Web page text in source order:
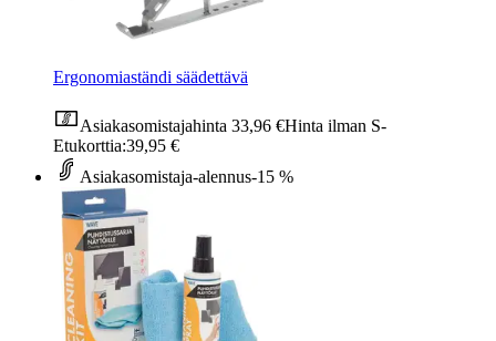
Ergonomiaständi säädettävä
Asiakasomistajahinta 33,96 €Hinta ilman S-
Etukorttia:39,95 €
Asiakasomistaja-alennus-15 %